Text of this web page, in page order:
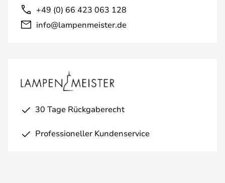
+49 (0) 66 423 063 128
info@lampenmeister.de
30 Tage Rückgaberecht
Professioneller Kundenservice